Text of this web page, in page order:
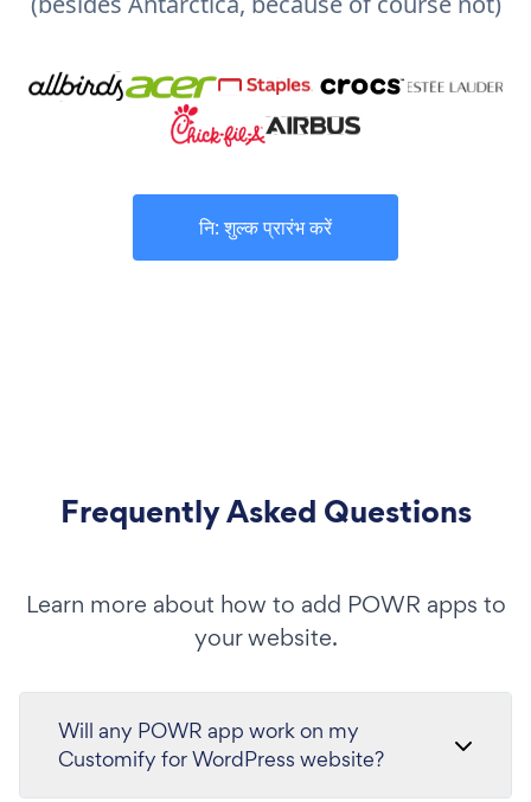
नि: शुल्क प्रारंभ करें
Frequently Asked Questions
Learn more about how to add POWR apps to
your website.
Will any POWR app work on my
Customify for WordPress website?